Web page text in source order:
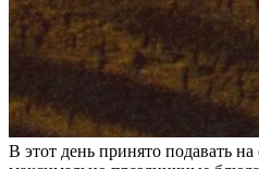
В этот день принято подавать